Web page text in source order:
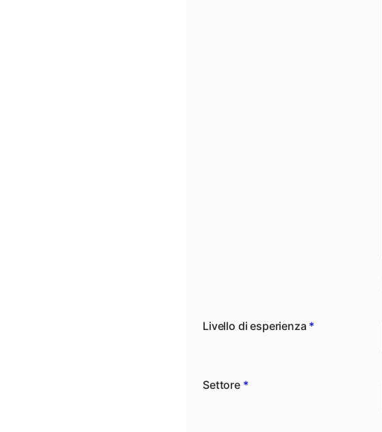
Livello di esperienza *
Settore *